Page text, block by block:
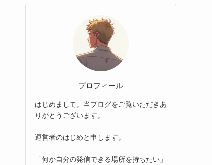
プロフィール
はじめまして。当ブログをご覧いただきあ
りがとうございます。
運営者のはじめと申します。
「何か自分の発信できる場所を持ちたい」